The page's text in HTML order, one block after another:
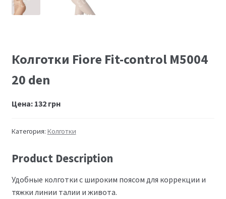
Колготки Fiore Fit-control M5004
20 den
Цена: 132грн
Категория: Колготки
Product Description
Удобные колготки с широким поясом для коррекции и
тяжки линии талии и живота.